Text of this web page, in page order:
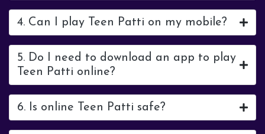
4. Can I play Teen Patti on my mobile?
5. Do I need to download an app to play
Teen Patti online?
6. Is online Teen Patti safe?